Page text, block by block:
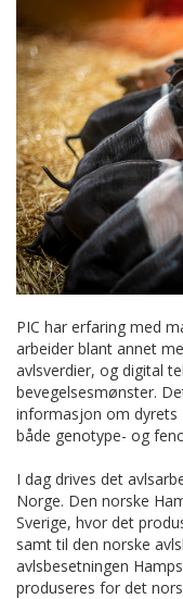
PIC har erfaring med
arbeider blant annet
avlsverdier, og digital
bevegelsesmønster.
informasjon om dyrets
både genotype- og
I dag drives det
Norge. Den norske
Sverige, hvor det
samt til den norske
avlsbesetningen
produseres for det